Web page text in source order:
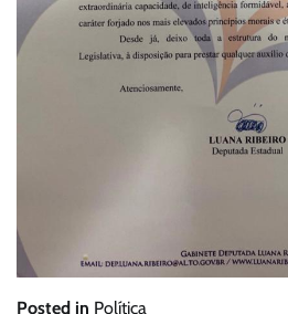
Posted in Política